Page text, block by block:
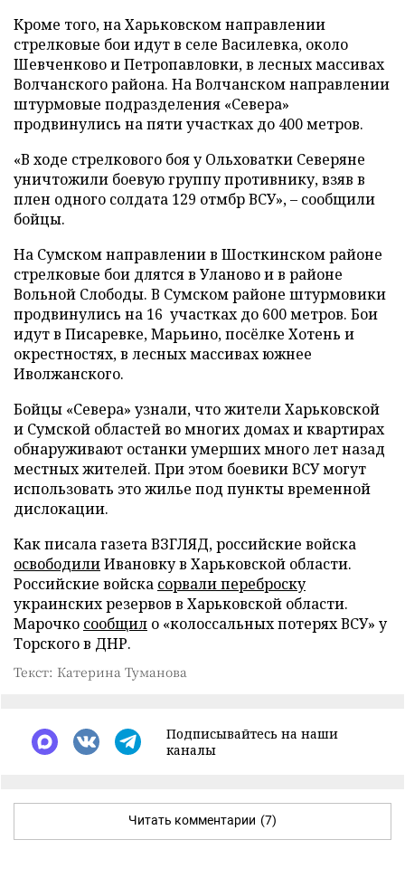
Кроме того, на Харьковском направлении
стрелковые бои идут в селе Василевка, около
Шевченково и Петропавловки, в лесных массивах
Волчанского района. На Волчанском направлении
штурмовые подразделения «Севера»
продвинулись на пяти участках до 400 метров.
«В ходе стрелкового боя у Ольховатки Северяне
уничтожили боевую группу противнику, взяв в
плен одного солдата 129 отмбр ВСУ», – сообщили
бойцы.
На Сумском направлении в Шосткинском районе
стрелковые бои длятся в Уланово и в районе
Вольной Слободы. В Сумском районе штурмовики
продвинулись на 16 участках до 600 метров. Бои
идут в Писаревке, Марьино, посёлке Хотень и
окрестностях, в лесных массивах южнее
Иволжанского.
Бойцы «Севера» узнали, что жители Харьковской
и Сумской областей во многих домах и квартирах
обнаруживают останки умерших много лет назад
местных жителей. При этом боевики ВСУ могут
использовать это жилье под пункты временной
дислокации.
Как писала газета ВЗГЛЯД, российские войска
освободилиИвановку в Харьковской области.
Российские войска сорвали переброску
украинских резервов в Харьковской области.
Марочко сообщил о «колоссальных потерях ВСУ» у
Торского в ДНР.
Текст: Катерина Туманова
Подписывайтесь на наши
каналы
Читать комментарии (7)